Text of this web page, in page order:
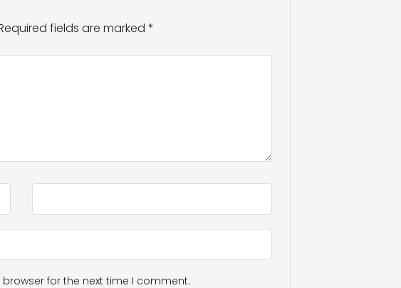
fields are marked *
for the next time I comment.